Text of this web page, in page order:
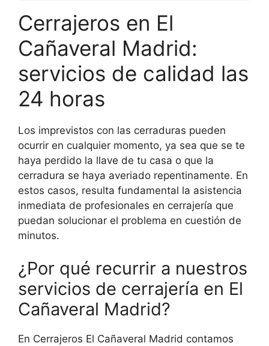
Cerrajeros en El
Cañaveral Madrid:
servicios de calidad las
24 horas
Los imprevistos con las cerraduras pueden
ocurrir en cualquier momento, ya sea que se te
haya perdido la llave de tu casa o que la
cerradura se haya averiado repentinamente. En
estos casos, resulta fundamental la asistencia
inmediata de profesionales en cerrajería que
puedan solucionar el problema en cuestión de
minutos.
¿Por qué recurrir a nuestros
servicios de cerrajería en El
Cañaveral Madrid?
En Cerrajeros El Cañaveral Madrid contamos